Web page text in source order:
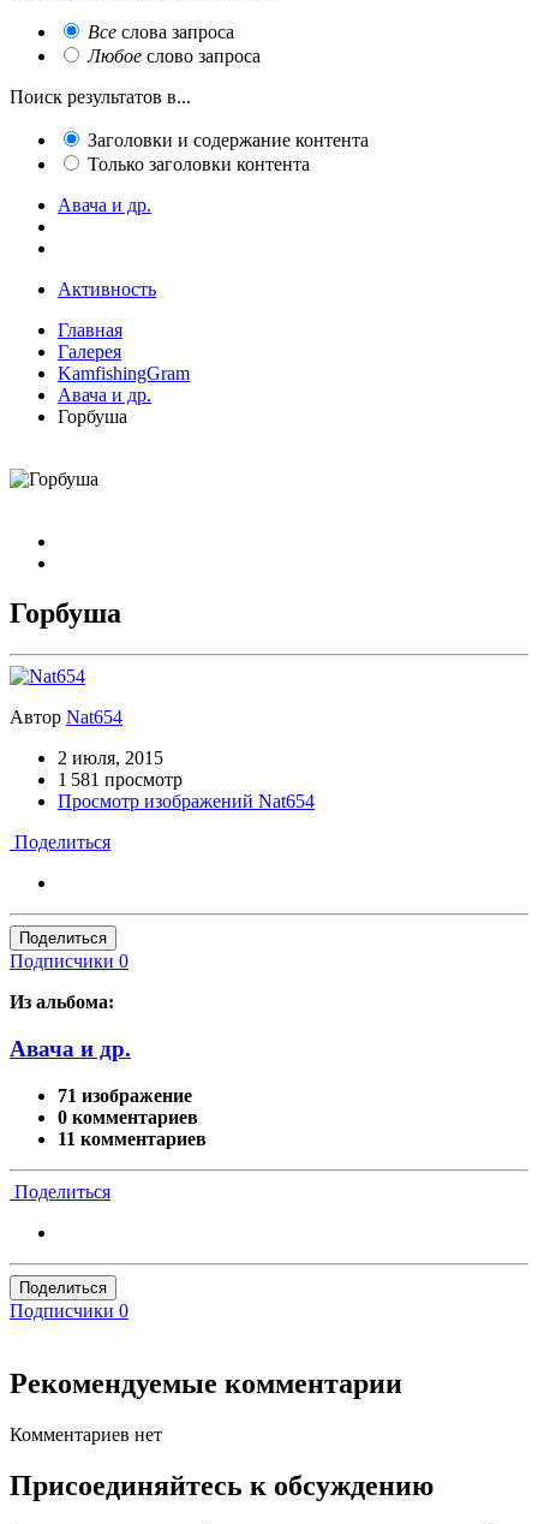
Все слова запроса
Любое слово запроса
Поиск результатов в...
Заголовки и содержание контента
Только заголовки контента
Авача и др.
Активность
Главная
Галерея
KamfishingGram
Авача и др.
Горбуша
Горбуша
Автор Nat654
2 июля, 2015
1 581 просмотр
Просмотр изображений Nat654
Поделиться
Поделиться
Подписчики 0
Из альбома:
Авача и др.
71 изображение
0 комментариев
11 комментариев
Поделиться
Поделиться
Подписчики 0
Рекомендуемые комментарии
Комментариев нет
Присоединяйтесь к обсуждению